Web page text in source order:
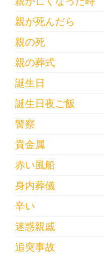
親が死んだら
親の死
親の葬式
誕生日
誕生日夜ご飯
警察
貴金属
赤い風船
身内葬儀
辛い
迷惑親戚
追突事故